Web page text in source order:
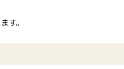
す。